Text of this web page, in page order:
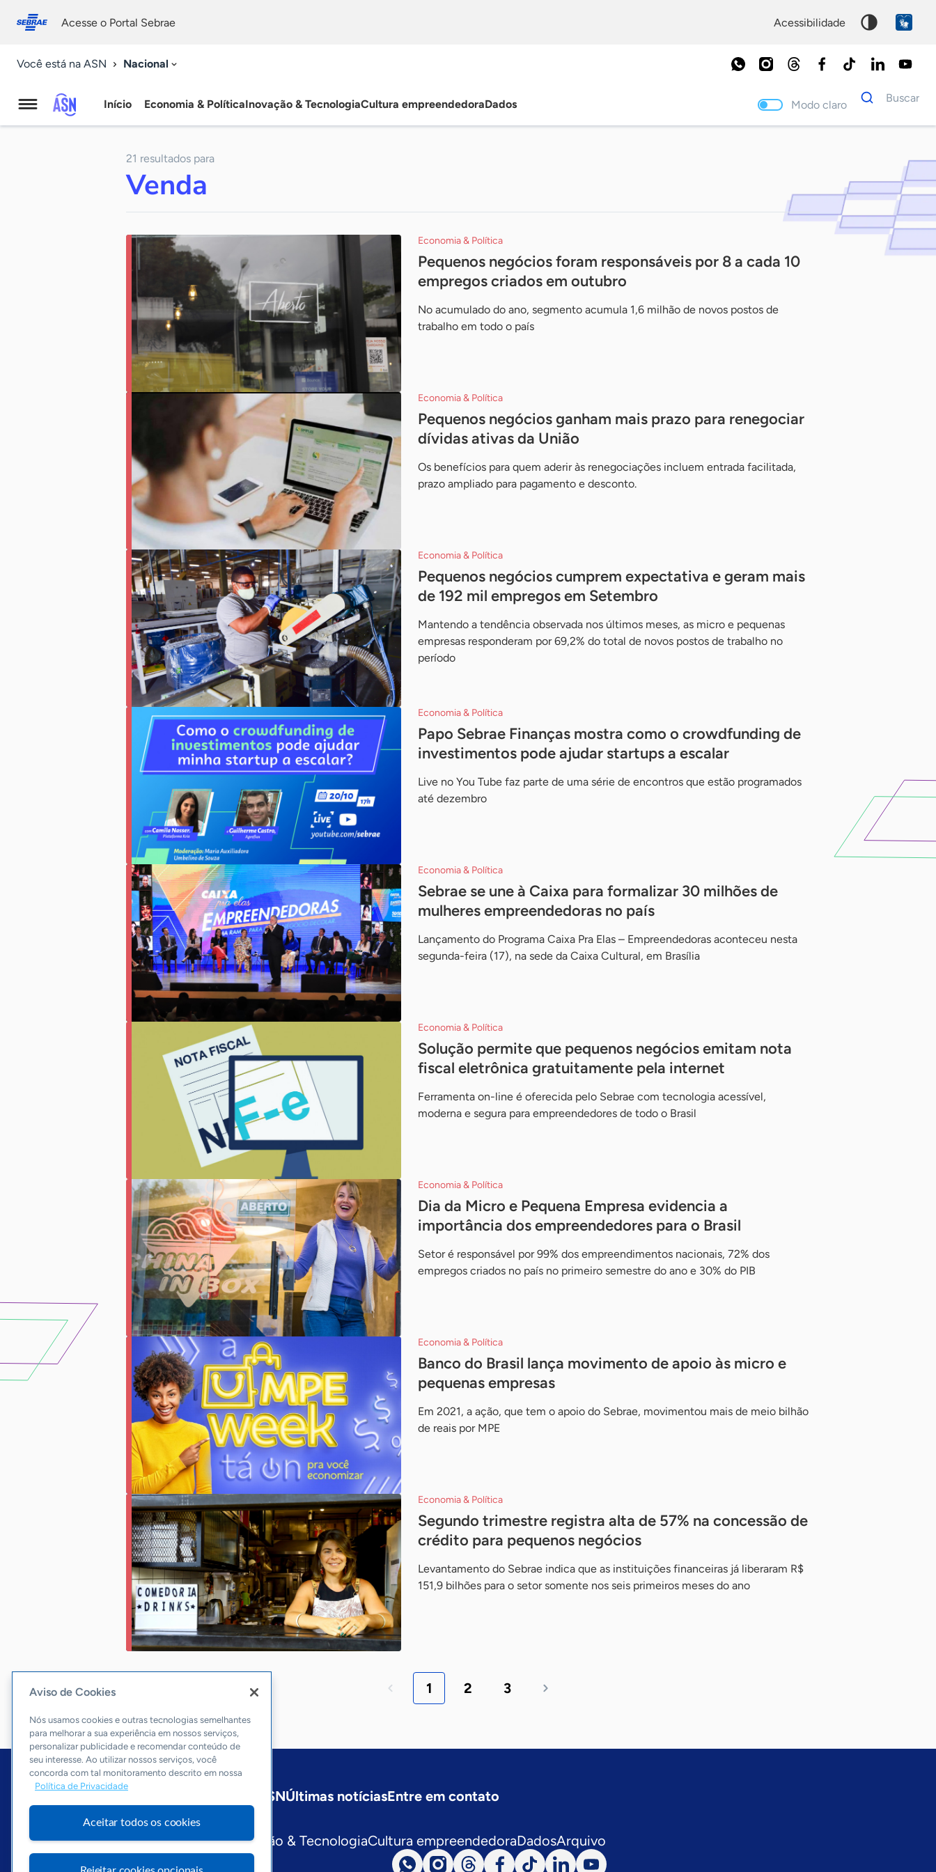
conosco
Acesse o Portal Sebrae acessibilidade
Você está na ASN Nacional
Agência
Notícias
Início Economia & PolíticaInovação & TecnologiaCultura empreendedoraDados Modo claro
Dados
para
Buscar
21 resultados para
Venda
Economia & Política
Pequenos negócios foram responsáveis por 8 a cada 10
empregos criados em outubro
No acumulado do ano, segmento acumula 1,6 milhão de novos postos de
trabalho em todo o país
Economia & Política
Pequenos negócios ganham mais prazo para renegociar
dívidas ativas da União
Os benefícios para quem aderir às renegociações incluem entrada facilitada,
prazo ampliado para pagamento e desconto.
Economia & Política
Pequenos negócios cumprem expectativa e geram mais
de 192 mil empregos em Setembro
Mantendo a tendência observada nos últimos meses, as micro e pequenas
empresas responderam por 69,2% do total de novos postos de trabalho no
período
Economia & Política
Papo Sebrae Finanças mostra como o crowdfunding de
investimentos pode ajudar startups a escalar
Live no You Tube faz parte de uma série de encontros que estão programados
até dezembro
Economia & Política
Sebrae se une à Caixa para formalizar 30 milhões de
mulheres empreendedoras no país
Lançamento do Programa Caixa Pra Elas – Empreendedoras aconteceu nesta
segunda-feira (17), na sede da Caixa Cultural, em Brasília
Economia & Política
Solução permite que pequenos negócios emitam nota
fiscal eletrônica gratuitamente pela internet
Ferramenta on-line é oferecida pelo Sebrae com tecnologia acessível,
moderna e segura para empreendedores de todo o Brasil
Economia & Política
Dia da Micro e Pequena Empresa evidencia a
importância dos empreendedores para o Brasil
Setor é responsável por 99% dos empreendimentos nacionais, 72% dos
empregos criados no país no primeiro semestre do ano e 30% do PIB
Economia & Política
Banco do Brasil lança movimento de apoio às micro e
pequenas empresas
Em 2021, a ação, que tem o apoio do Sebrae, movimentou mais de meio bilhão
de reais por MPE
Economia & Política
Segundo trimestre registra alta de 57% na concessão de
crédito para pequenos negócios
Levantamento do Sebrae indica que as instituições financeiras já liberaram R$
151,9 bilhões para o setor somente nos seis primeiros meses do ano
1 2 3
Início Sobre a ASNÚltimas notíciasEntre em contato
Economia & PolíticaInovação & TecnologiaCultura empreendedoraDadosArquivo
Visite o Portal Sebrae
Aviso de Cookies
Nós usamos cookies e outras tecnologias semelhantes
para melhorar a sua experiência em nossos serviços,
personalizar publicidade e recomendar conteúdo de
seu interesse. Ao utilizar nossos serviços, você
concorda com tal monitoramento descrito em nossa
Política de Privacidade
Aceitar todos os cookies